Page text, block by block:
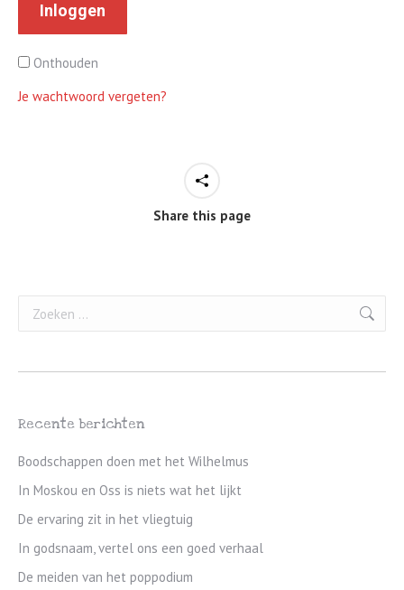
Inloggen
Onthouden
Je wachtwoord vergeten?
Share this page
Search:
Recente berichten
Boodschappen doen met het Wilhelmus
In Moskou en Oss is niets wat het lijkt
De ervaring zit in het vliegtuig
In godsnaam, vertel ons een goed verhaal
De meiden van het poppodium